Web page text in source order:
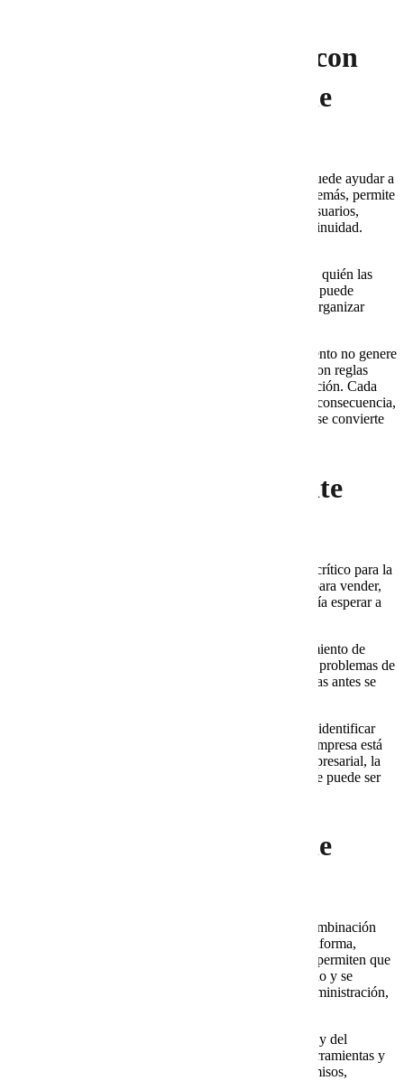
9. Beneficios de trabajar con
Cobalt Blue Web y Google
Trabajar con Cobalt Blue Web y Google Workspace puede ayudar a
que la empresa tenga una operación más ordenada. Además, permite
revisar el correo como parte de un sistema completo: usuarios,
dominio, seguridad, soporte, archivos, permisos y continuidad.
improvisaciones. La empresa sabe qué cuentas existen, quién las
administra y cómo se atienden los incidentes. También puede
mejorar la entregabilidad, reducir riesgos de acceso y organizar
Asimismo, el acompañamiento ayuda a que el crecimiento no genere
caos operativo. Cada nuevo usuario puede integrarse con reglas
claras. Cada baja puede gestionarse sin perder información. Cada
cuenta crítica puede protegerse con mayor control. En consecuencia,
Google Workspace deja de ser solo una herramienta y se convierte
10. Cuándo dar el siguiente
Conviene dar el siguiente paso cuando el correo ya es crítico para la
operación. Además, si la empresa depende del correo para vender,
facturar, atender clientes o coordinar equipos, no debería esperar a
También es recomendable solicitar apoyo si hay crecimiento de
usuarios, cambio de proveedor, migración de dominio, problemas de
spam, falta de soporte o dudas sobre seguridad. Mientras antes se
Cobalt Blue Web puede ayudar a evaluar el escenario, identificar
problemas y definir una ruta de mejora. Por eso, si tu empresa está
creciendo y necesita mayor control sobre su correo empresarial, la
combinación de Cobalt Blue Web y Google Workspace puede ser
Cobalt Blue Web y Google
Cobalt Blue Web y Google Workspace ofrecen una combinación
útil para empresas en crecimiento porque integran plataforma,
administración, soporte y enfoque operativo. Además, permiten que
el correo empresarial deje de ser un recurso improvisado y se
convierta en una herramienta confiable para ventas, administración,
Sin embargo, el resultado depende de la configuración y del
acompañamiento. Una empresa puede tener buenas herramientas y
aun así operar con desorden si no define usuarios, permisos,